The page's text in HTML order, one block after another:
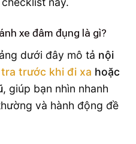
xe đâm đụng là gì?
dưới đây mô tả nội
trước khi đi xa hoặc
, giúp bạn nhìn nhanh
và hành động đề